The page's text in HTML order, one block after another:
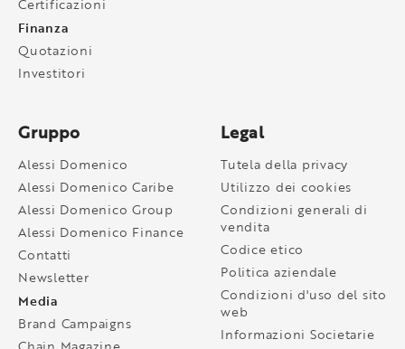
Certificazioni
Finanza
Quotazioni
Investitori
Gruppo
Alessi Domenico
Alessi Domenico Caribe
Alessi Domenico Group
Alessi Domenico Finance
Contatti
Newsletter
Media
Brand Campaigns
Legal
Tutela della privacy
Utilizzo dei cookies
Condizioni generali di
vendita
Codice etico
Politica aziendale
Condizioni d'uso del sito
web
Informazioni Societarie